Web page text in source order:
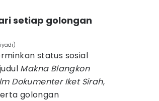
setiap golongan
status sosial
Makna Blangkon
Dokumenter Iket Sirah,
golongan